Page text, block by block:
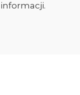
informacji.